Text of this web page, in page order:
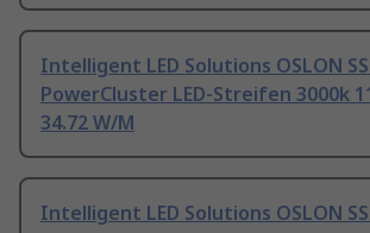
Intelligent LED Solutions OSLON
PowerCluster LED-Streifen 3000k
34.72 W/M
Intelligent LED Solutions OSLON